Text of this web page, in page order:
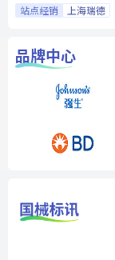
站点经销 上海瑞德
品牌中心